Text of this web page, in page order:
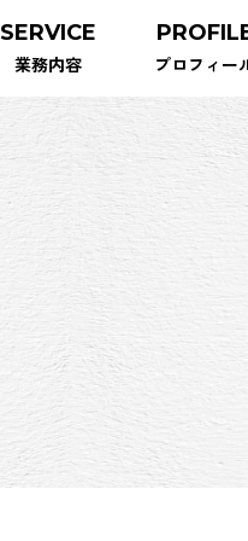
SERVICE
業務内容 プロフィー